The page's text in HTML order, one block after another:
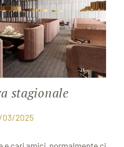
stagionale
03/2025